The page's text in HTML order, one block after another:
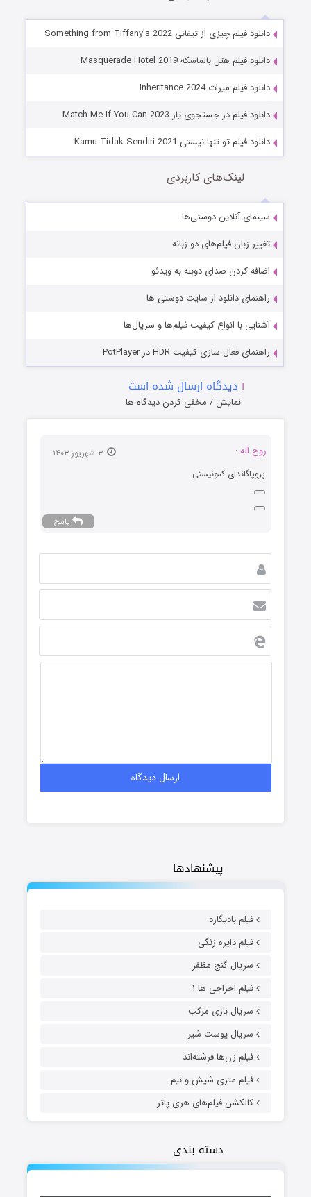
پیشنهادها
فیلم بادیگارد
فیلم دایره زنگی
سریال گنج مظفر
فیلم اخراجی ها ۱
سریال بازی مرکب
سریال پوست شیر
فیلم زن‌ها فرشته‌اند
فیلم متری شیش و نیم
کالکشن فیلم‌های هری پاتر
دسته بندی
دانلود فیلم چیزی از تیفانی Something from Tiffany’s 2022
دانلود فیلم هتل بالماسکه Masquerade Hotel 2019
دانلود فیلم میراث Inheritance 2024
دانلود فیلم در جستجوی یار Match Me If You Can 2023
دانلود فیلم تو تنها نیستی Kamu Tidak Sendiri 2021
لینک‌های کاربردی
سینمای آنلاین دوستی‌ها
تغییر زبان فیلم‌های دو زبانه
اضافه کردن صدای دوبله به ویدئو
راهنمای دانلود از سایت دوستی ها
آشنایی با انواع کیفیت فیلم‌ها و سریال‌ها
راهنمای فعال سازی کیفیت HDR در PotPlayer
۱ دیدگاه ارسال شده است
نمایش / مخفی کردن دیدگاه ها
روح اله :
پروپاگاندای کمونیستی
پاسخ